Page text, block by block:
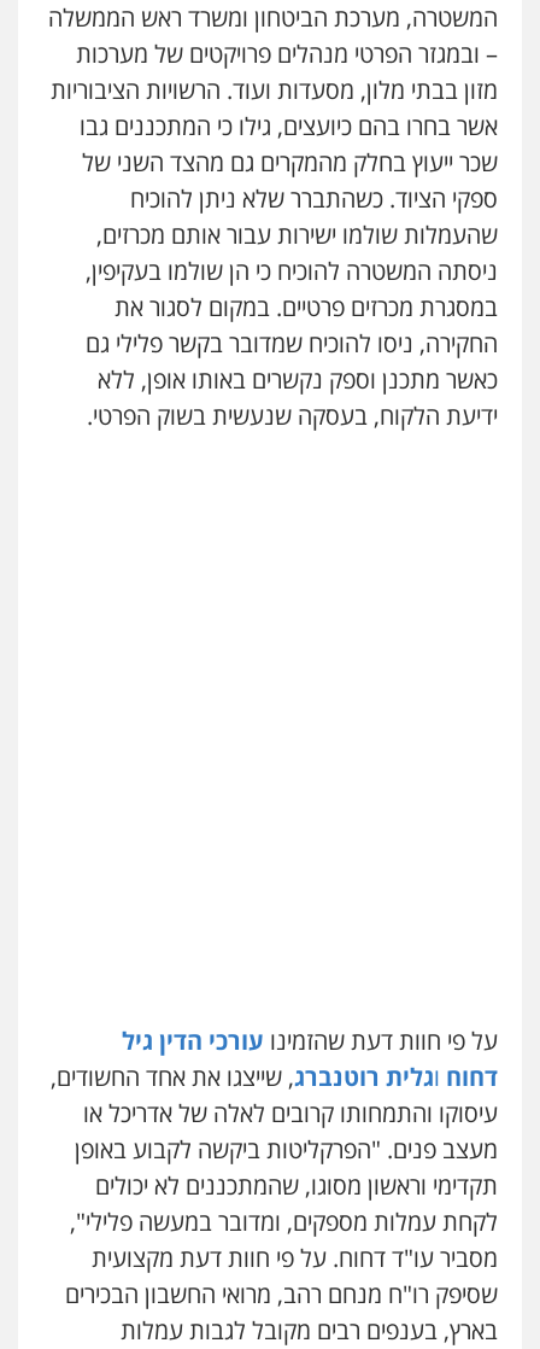
המשטרה, מערכת הביטחון ומשרד ראש הממשלה
– ובמגזר הפרטי מנהלים פרויקטים של מערכות
מזון בבתי מלון, מסעדות ועוד. הרשויות הציבוריות
אשר בחרו בהם כיועצים, גילו כי המתכננים גבו
שכר ייעוץ בחלק מהמקרים גם מהצד השני של
ספקי הציוד. כשהתברר שלא ניתן להוכיח
שהעמלות שולמו ישירות עבור אותם מכרזים,
ניסתה המשטרה להוכיח כי הן שולמו בעקיפין,
במסגרת מכרזים פרטיים. במקום לסגור את
החקירה, ניסו להוכיח שמדובר בקשר פלילי גם
כאשר מתכנן וספק נקשרים באותו אופן, ללא
ידיעת הלקוח, בעסקה שנעשית בשוק הפרטי.
על פי חוות דעת שהזמינו עורכי הדין גיל
דחוח וגלית רוטנברג, שייצגו את אחד החשודים,
עיסוקו והתמחותו קרובים לאלה של אדריכל או
מעצב פנים. "הפרקליטות ביקשה לקבוע באופן
תקדימי וראשון מסוגו, שהמתכננים לא יכולים
לקחת עמלות מספקים, ומדובר במעשה פלילי",
מסביר עו"ד דחוח. על פי חוות דעת מקצועית
שסיפק רו"ח מנחם רהב, מרואי החשבון הבכירים
בארץ, בענפים רבים מקובל לגבות עמלות